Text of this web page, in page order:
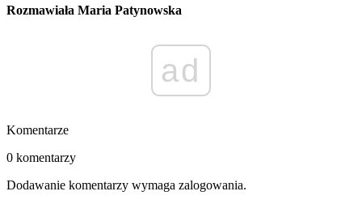
Rozmawiała Maria Patynowska
ad
Komentarze
0 komentarzy
Dodawanie komentarzy wymaga zalogowania.